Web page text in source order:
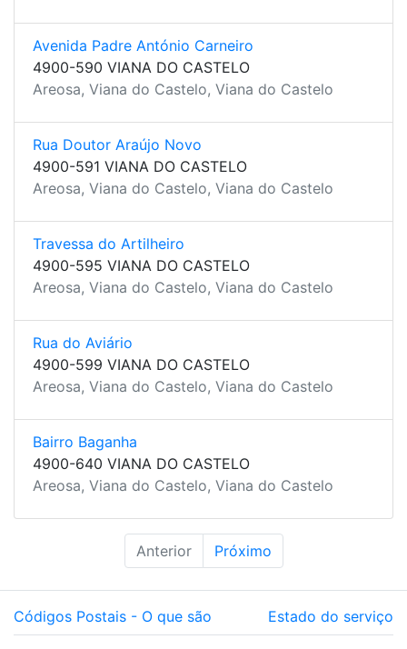
Avenida Padre António Carneiro
4900-590 VIANA DO CASTELO
Areosa, Viana do Castelo, Viana do Castelo
Rua Doutor Araújo Novo
4900-591 VIANA DO CASTELO
Areosa, Viana do Castelo, Viana do Castelo
Travessa do Artilheiro
4900-595 VIANA DO CASTELO
Areosa, Viana do Castelo, Viana do Castelo
Rua do Aviário
4900-599 VIANA DO CASTELO
Areosa, Viana do Castelo, Viana do Castelo
Bairro Baganha
4900-640 VIANA DO CASTELO
Areosa, Viana do Castelo, Viana do Castelo
Anterior Próximo
Códigos Postais - O que são Estado do serviço